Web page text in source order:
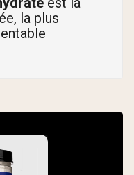
la plus